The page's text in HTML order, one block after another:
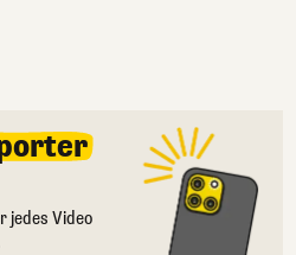
jedes Video